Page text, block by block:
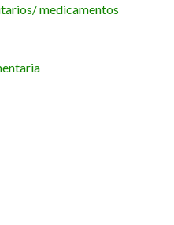
medicamentos